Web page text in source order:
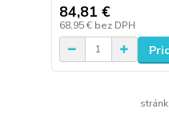
84,81 €
68,95 € bez DPH